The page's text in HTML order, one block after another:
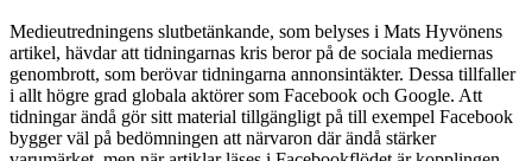
Medieutredningens slutbetänkande, som belyses i Mats Hyvönens
artikel, hävdar att tidningarnas kris beror på de sociala mediernas
genombrott, som berövar tidningarna annonsintäkter. Dessa tillfaller
i allt högre grad globala aktörer som Facebook och Google. Att
tidningar ändå gör sitt material tillgängligt på till exempel Facebook
bygger väl på bedömningen att närvaron där ändå stärker